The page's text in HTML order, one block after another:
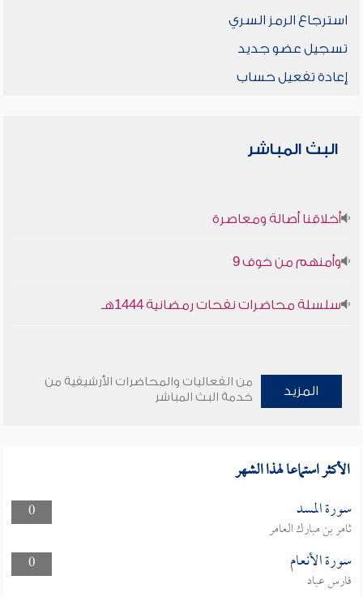
استرجاع الرمز السري
تسجيل عضو جديد
إعادة تفعيل حساب
البث المباشر
أخلاقنا أصالة ومعاصرة
وأمنهم من خوف 9
سلسلة محاضرات نفحات رمضانية 1444هـ
المزيد
من الفعاليات والمحاضرات الأرشيفية من
خدمة البث المباشر
الأكثر استماعا لهذا الشهر
0 سورة المسد
ثامر بن مبارك العامر
0
سورة الأنعام
فارس عباد